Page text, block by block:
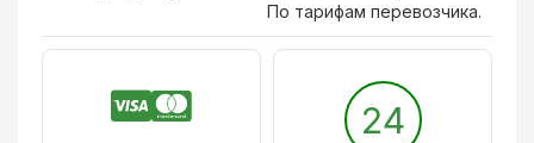
По тарифам перевозчика.
24